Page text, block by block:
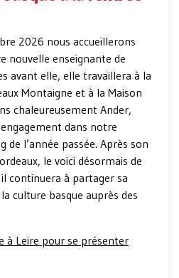
2026 nous accueillerons
nouvelle enseignante de
avant elle, elle travaillera à la
Montaigne et à la Maison
chaleureusement Ander,
dans notre
de l’année passée. Après son
le voici désormais de
continuera à partager sa
culture basque auprès des
à Leire pour se présenter